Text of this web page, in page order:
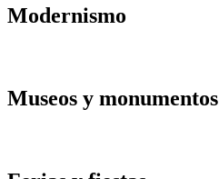
Modernismo
Museos y monumentos